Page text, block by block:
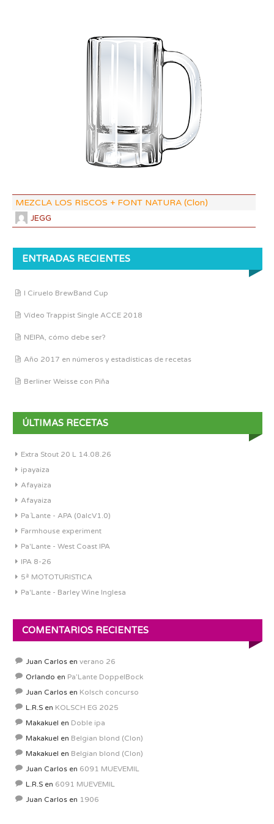
MEZCLA LOS RISCOS + FONT NATURA (Clon)
JEGG
ENTRADAS RECIENTES
I Ciruelo BrewBand Cup
Vídeo Trappist Single ACCE 2018
NEIPA, cómo debe ser?
Año 2017 en números y estadísticas de recetas
Berliner Weisse con Piña
ÚLTIMAS RECETAS
Extra Stout 20 L 14.08.26
ipayaiza
Afayaiza
Afayaiza
Pa´Lante - APA (0alcV1.0)
Farmhouse experiment
Pa'Lante - West Coast IPA
IPA 8-26
5ª MOTOTURISTICA
Pa'Lante - Barley Wine Inglesa
COMENTARIOS RECIENTES
Juan Carlos en verano 26
Orlando en Pa’Lante DoppelBock
Juan Carlos en Kolsch concurso
L.R.S en KOLSCH EG 2025
Makakuel en Doble ipa
Makakuel en Belgian blond (Clon)
Makakuel en Belgian blond (Clon)
Juan Carlos en 6091 MUEVEMIL
L.R.S en 6091 MUEVEMIL
Juan Carlos en 1906